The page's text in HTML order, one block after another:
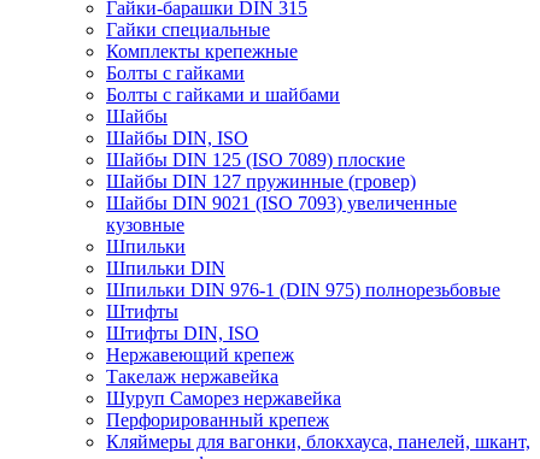
Гайки-барашки DIN 315
Гайки специальные
Комплекты крепежные
Болты с гайками
Болты с гайками и шайбами
Шайбы
Шайбы DIN, ISO
Шайбы DIN 125 (ISO 7089) плоские
Шайбы DIN 127 пружинные (гровер)
Шайбы DIN 9021 (ISO 7093) увеличенные
кузовные
Шпильки
Шпильки DIN
Шпильки DIN 976-1 (DIN 975) полнорезьбовые
Штифты
Штифты DIN, ISO
Нержавеющий крепеж
Такелаж нержавейка
Шуруп Саморез нержавейка
Перфорированный крепеж
Кляймеры для вагонки, блокхауса, панелей, шкант,